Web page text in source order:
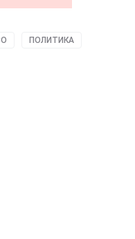
ПОЛИТИКА